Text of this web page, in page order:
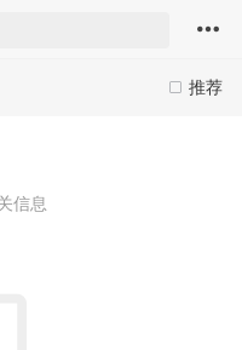
推荐
信息